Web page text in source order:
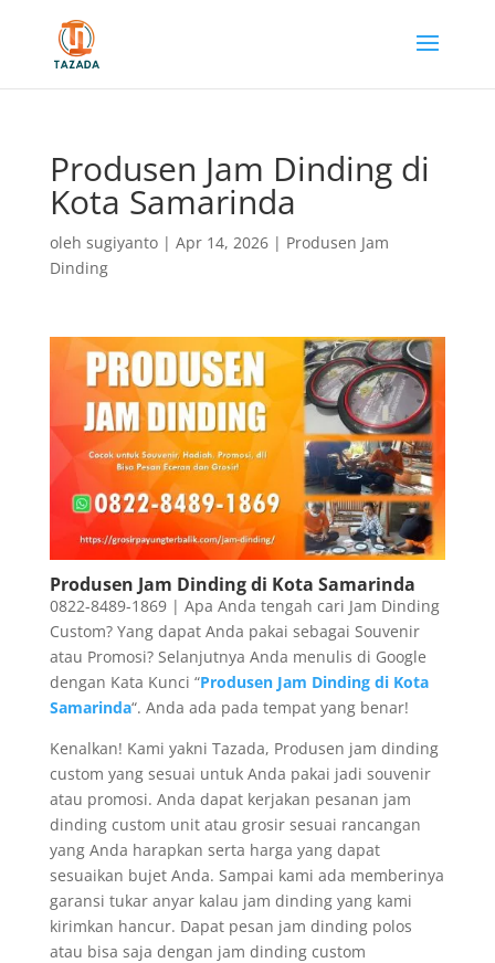
Produsen Jam Dinding di
Kota Samarinda
oleh sugiyanto| Apr 14, 2026| Produsen Jam
Dinding
Produsen Jam Dinding di Kota Samarinda
0822-8489-1869 | Apa Anda tengah cari Jam Dinding
Custom? Yang dapat Anda pakai sebagai Souvenir
atau Promosi? Selanjutnya Anda menulis di Google
dengan Kata Kunci “Produsen Jam Dinding di Kota
Samarinda“. Anda ada pada tempat yang benar!
Kenalkan! Kami yakni Tazada, Produsen jam dinding
custom yang sesuai untuk Anda pakai jadi souvenir
atau promosi. Anda dapat kerjakan pesanan jam
dinding custom unit atau grosir sesuai rancangan
yang Anda harapkan serta harga yang dapat
sesuaikan bujet Anda. Sampai kami ada memberinya
garansi tukar anyar kalau jam dinding yang kami
kirimkan hancur. Dapat pesan jam dinding polos
atau bisa saja dengan jam dinding custom